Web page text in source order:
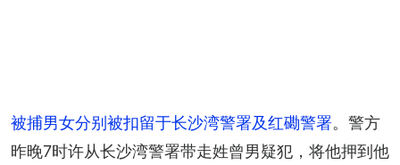
被捕男女分别被扣留于长沙湾警署及红磡警署。警方
昨晚7时许从长沙湾警署带走姓曾男疑犯，将他押到他